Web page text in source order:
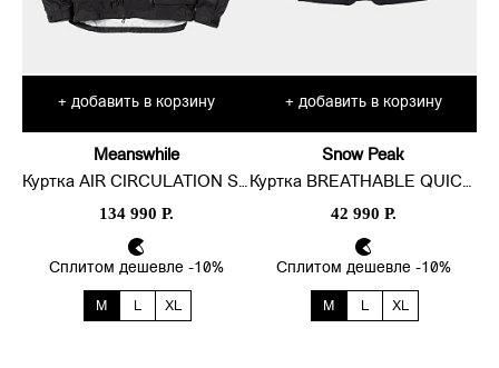
+ добавить в корзину
Meanswhile
Куртка AIR CIRCULATION SYSTEM RAIN
134 990 Р.
Сплитом дешевле -10%
M L XL
+ добавить в корзину
Snow Peak
Куртка BREATHABLE QUICK DRY
42 990 Р.
Сплитом дешевле -10%
M L XL